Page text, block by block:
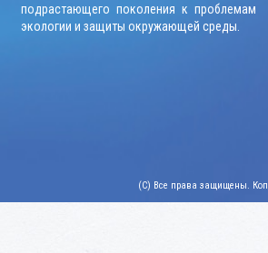
подрастающего поколения к проблемам
экологии и защиты окружающей среды.
(C) Все права защищены.